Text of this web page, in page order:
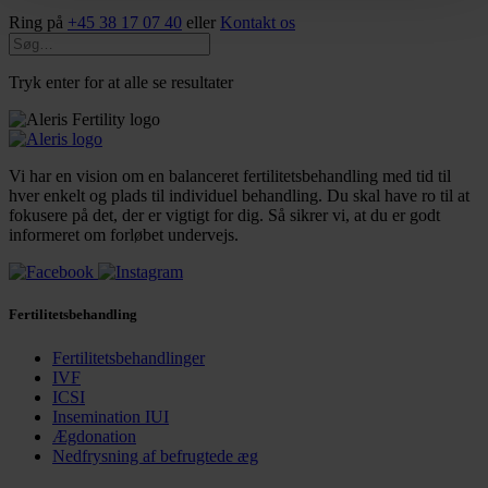
Ring på +45 38 17 07 40 eller Kontakt os
Tryk enter for at alle se resultater
Vi har en vision om en balanceret fertilitetsbehandling med tid til
hver enkelt og plads til individuel behandling. Du skal have ro til at
fokusere på det, der er vigtigt for dig. Så sikrer vi, at du er godt
informeret om forløbet undervejs.
Fertilitetsbehandling
Fertilitetsbehandlinger
IVF
ICSI
Insemination IUI
Ægdonation
Nedfrysning af befrugtede æg